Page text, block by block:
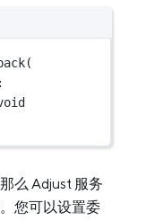
(
:
么 Adjust 服务
您可以设置委